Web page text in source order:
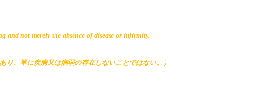
and not merely the absence of disease or infirmity.
、單に疾病又は病弱の存在しないことではない。）